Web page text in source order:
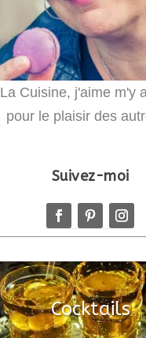
La Cuisine, j'aime m'y
pour le plaisir des
Suivez-moi